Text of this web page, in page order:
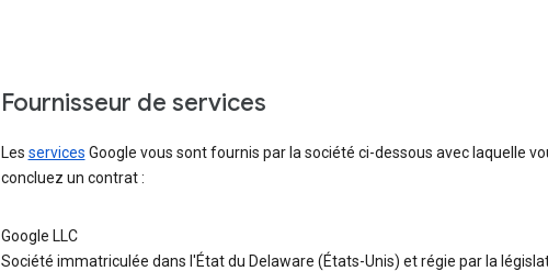
Fournisseur de services
Les services Google vous sont fournis par la société ci-dessous avec laquelle
concluez un contrat :
Google LLC
Société immatriculée dans l'État du Delaware (États-Unis) et régie par la